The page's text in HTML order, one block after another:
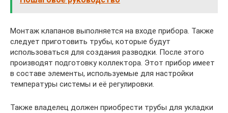
Монтаж клапанов выполняется на входе прибора. Также
следует приготовить трубы, которые будут
использоваться для создания разводки. После этого
производят подготовку коллектора. Этот прибор имеет
в составе элементы, используемые для настройки
температуры системы и её регулировки.
Также владелец должен приобрести трубы для укладки